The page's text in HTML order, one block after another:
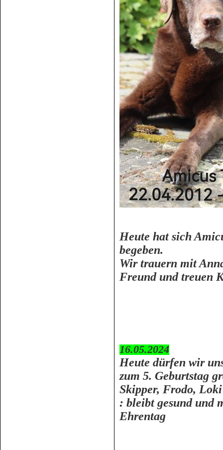
Heute hat sich
begeben.
Wir trauern mit
Freund und treuen
16.05.2024
Heute dürfen wir
zum 5. Geburtstag
Skipper, Frodo,
: bleibt gesund und
Ehrentag